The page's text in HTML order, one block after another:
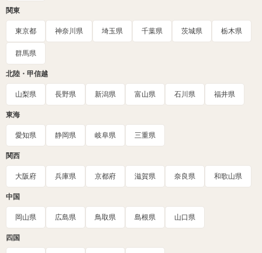
関東
東京都 神奈川県 埼玉県 千葉県 茨城県 栃木県
群馬県
北陸・甲信越
山梨県 長野県 新潟県 富山県 石川県 福井県
東海
愛知県 静岡県 岐阜県 三重県
関西
大阪府 兵庫県 京都府 滋賀県 奈良県 和歌山県
中国
岡山県 広島県 鳥取県 島根県 山口県
四国